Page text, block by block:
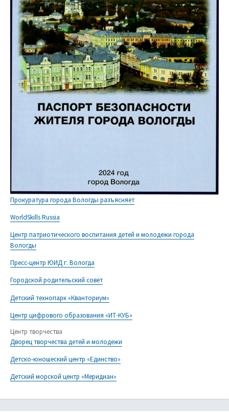
Прокуратура города Вологды разъясняет
WorldSkills Russia
Центр патриотического воспитания детей и молодежи города
Вологды
Пресс-центр ЮИД г. Вологда
Городской родительский совет
Детский технопарк «Кванториум»
Центр цифрового образования «ИТ-КУБ»
Центр творчества
Дворец творчества детей и молодежи
Детско-юношеский центр «Единство»
Детский морской центр «Меридиан»